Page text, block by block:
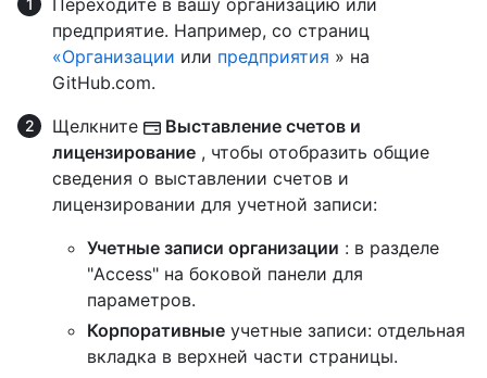
Переходите в вашу организацию или
предприятие. Например, со страниц
«Организации или предприятия » на
GitHub.com.
Щелкните
Выставление счетов и
лицензирование , чтобы отобразить общие
сведения о выставлении счетов и
лицензировании для учетной записи:
Учетные записи организации : в разделе
"Access" на боковой панели для
параметров.
Корпоративные учетные записи: отдельная
вкладка в верхней части страницы.